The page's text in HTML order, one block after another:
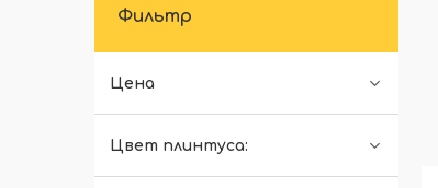
Фильтр
Цена
Цвет плинтуса: